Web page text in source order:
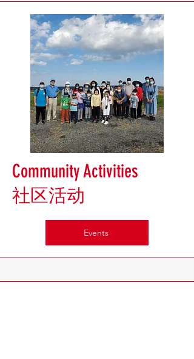
Community Activities
社区活动
Events